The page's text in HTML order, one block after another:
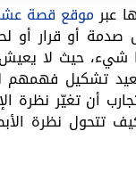
عبرموقع قصة
صدمة أو قرار
حيث لا يعيش
تشكيل فهمهم
أن تغيّر نظرة
تتحول نظرة